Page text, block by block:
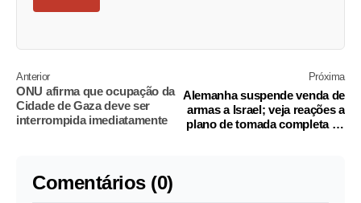
Anterior
ONU afirma que ocupação da
Cidade de Gaza deve ser
interrompida imediatamente
Próxima
Alemanha suspende venda de
armas a Israel; veja reações a
plano de tomada completa de
Comentários (0)